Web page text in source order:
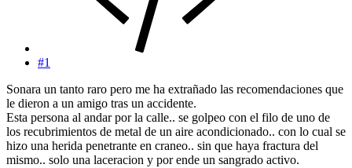
#1
Sonara un tanto raro pero me ha extrañado las recomendaciones que
le dieron a un amigo tras un accidente.
Esta persona al andar por la calle.. se golpeo con el filo de uno de
los recubrimientos de metal de un aire acondicionado.. con lo cual se
hizo una herida penetrante en craneo.. sin que haya fractura del
mismo.. solo una laceracion y por ende un sangrado activo.